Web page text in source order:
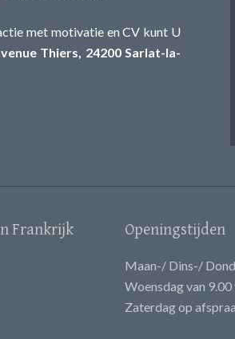
met motivatie en CV kunt U
Thiers, 24200 Sarlat-la-
Frankrijk Openingstijden
Maan-/ Dins-/
Woensdag van
Zaterdag op